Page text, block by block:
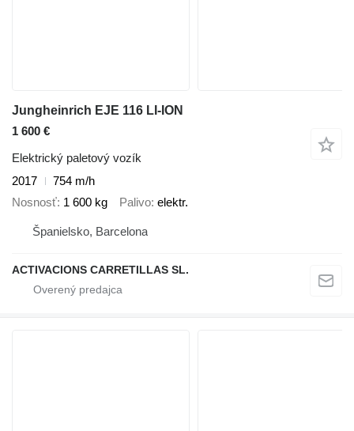
Jungheinrich EJE 116 LI-ION
1 600 €
Elektrický paletový vozík
2017
754 m/h
Nosnosť 1 600 kg Palivo elektr.
Španielsko, Barcelona
ACTIVACIONS CARRETILLAS SL.